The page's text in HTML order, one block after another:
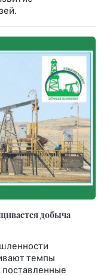
добыча
темпы
поставленные